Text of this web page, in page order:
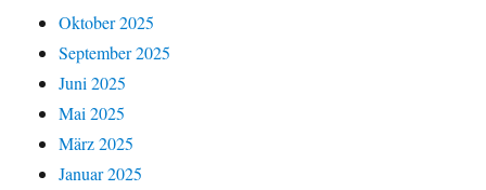
Oktober 2025
September 2025
Juni 2025
Mai 2025
März 2025
Januar 2025